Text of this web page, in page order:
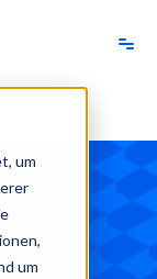
um
um